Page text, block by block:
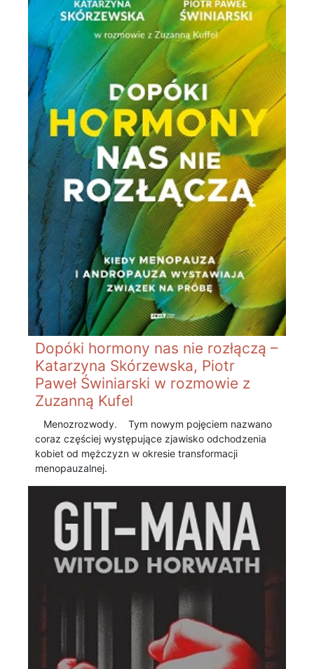
Dopóki hormony nas nie rozłączą –
Katarzyna Skórzewska, Piotr
Paweł Świniarski w rozmowie z
Zuzanną Kufel
Menozrozwody. Tym nowym pojęciem nazwano
coraz częściej występujące zjawisko odchodzenia
kobiet od mężczyzn w okresie transformacji
menopauzalnej.